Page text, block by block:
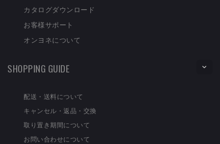
カタログダウンロード
お客様サポート
オンヨネについて
SHOPPING GUIDE
配送・送料について
キャンセル・返品・交換
取り置き期間について
お問い合わせについて